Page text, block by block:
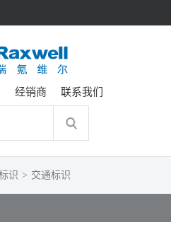
经销商 联系我们
识 > 交通标识